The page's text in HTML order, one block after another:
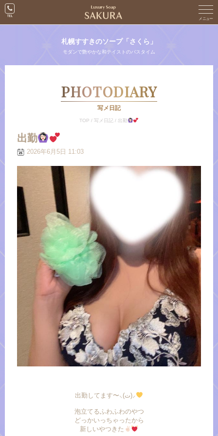
札幌すすきのソープ「さくら」
モダンで艶やかな和テイストのバスタイム
PHOTODIARY
写メ日記
TOP /写メ日記 / 出勤
出勤
2026年6月5日 11:03
出勤してます〜⸜(ت)⸝
泡立てるふわふわのやつ
どっかいっちゃったから
新しいやつきた